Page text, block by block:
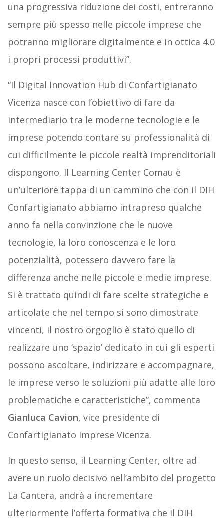
una progressiva riduzione dei costi, entreranno
sempre più spesso nelle piccole imprese che
potranno migliorare digitalmente e in ottica 4.0
i propri processi produttivi”.
“Il Digital Innovation Hub di Confartigianato
Vicenza nasce con l’obiettivo di fare da
intermediario tra le moderne tecnologie e le
imprese potendo contare su professionalità di
cui difficilmente le piccole realtà imprenditoriali
dispongono. Il Learning Center Comau è
un’ulteriore tappa di un cammino che con il DIH
Confartigianato abbiamo intrapreso qualche
anno fa nella convinzione che le nuove
tecnologie, la loro conoscenza e le loro
potenzialità, potessero davvero fare la
differenza anche nelle piccole e medie imprese.
Si è trattato quindi di fare scelte strategiche e
articolate che nel tempo si sono dimostrate
vincenti, il nostro orgoglio è stato quello di
realizzare uno ‘spazio’ dedicato in cui gli esperti
possono ascoltare, indirizzare e accompagnare,
le imprese verso le soluzioni più adatte alle loro
problematiche e caratteristiche”, commenta
Gianluca Cavion, vice presidente di
Confartigianato Imprese Vicenza.
In questo senso, il Learning Center, oltre ad
avere un ruolo decisivo nell’ambito del progetto
La Cantera, andrà a incrementare
ulteriormente l’offerta formativa che il DIH